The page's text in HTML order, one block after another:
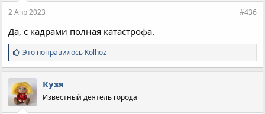
:
2 Апр 2023 #436
Да, с кадрами полная катастрофа.
С
и
м
п
а
т
и
Это понравилось Kolhoz
Кузя
Известный деятель города